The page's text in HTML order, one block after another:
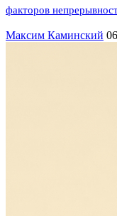
факторов
Максим Каминский